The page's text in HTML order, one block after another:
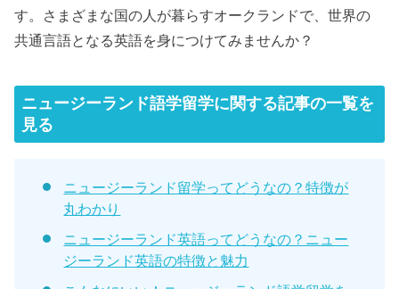
す。さまざまな国の人が暮らすオークランドで、世界の
共通言語となる英語を身につけてみませんか？
ニュージーランド語学留学に関する記事の一覧を
見る
ニュージーランド留学ってどうなの？特徴が
丸わかり
ニュージーランド英語ってどうなの？ニュー
ジーランド英語の特徴と魅力